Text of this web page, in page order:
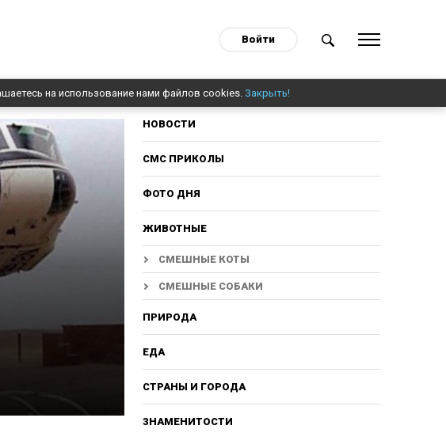
Войти
на использование нами файлов cookies. Закрыть!
НОВОСТИ
СМС ПРИКОЛЫ
ФОТО ДНЯ
ЖИВОТНЫЕ
СМЕШНЫЕ КОТЫ
СМЕШНЫЕ СОБАКИ
ПРИРОДА
ЕДА
СТРАНЫ И ГОРОДА
ЗНАМЕНИТОСТИ